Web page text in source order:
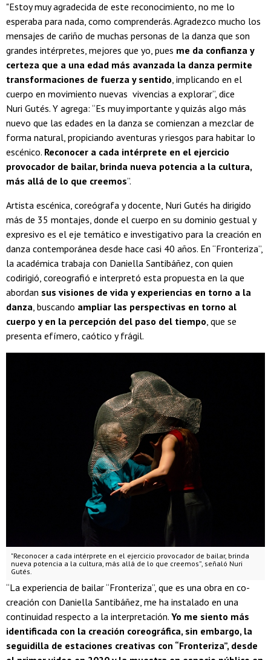
"Estoy muy agradecida de este reconocimiento, no me lo
esperaba para nada, como comprenderás. Agradezco mucho los
mensajes de cariño de muchas personas de la danza que son
grandes intérpretes, mejores que yo, pues me da confianza y
certeza que a una edad más avanzada la danza permite
transformaciones de fuerza y sentido, implicando en el
cuerpo en movimiento nuevas vivencias a explorar”, dice
Nuri Gutés. Y agrega: “Es muy importante y quizás algo más
nuevo que las edades en la danza se comienzan a mezclar de
forma natural, propiciando aventuras y riesgos para habitar lo
escénico. Reconocer a cada intérprete en el ejercicio
provocador de bailar, brinda nueva potencia a la cultura,
más allá de lo que creemos”.
Artista escénica, coreógrafa y docente, Nuri Gutés ha dirigido
más de 35 montajes, donde el cuerpo en su dominio gestual y
expresivo es el eje temático e investigativo para la creación en
danza contemporánea desde hace casi 40 años. En “Fronteriza”,
la académica trabaja con Daniella Santibáñez, con quien
codirigió, coreografió e interpretó esta propuesta en la que
abordan sus visiones de vida y experiencias en torno a la
danza, buscando ampliar las perspectivas en torno al
cuerpo y en la percepción del paso del tiempo, que se
presenta efímero, caótico y frágil.
"Reconocer a cada intérprete en el ejercicio provocador de bailar, brinda
nueva potencia a la cultura, más allá de lo que creemos”, señaló Nuri
Gutés.
“La experiencia de bailar “Fronteriza”, que es una obra en co-
creación con Daniella Santibáñez, me ha instalado en una
continuidad respecto a la interpretación. Yo me siento más
identificada con la creación coreográfica, sin embargo, la
seguidilla de estaciones creativas con “Fronteriza”, desde